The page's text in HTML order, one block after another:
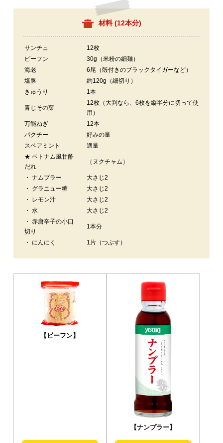
材料 (12本分)
サンチュ
12枚
ビーフン
30g（米粉の細麺）
海老
6尾（殻付きのブラックタイガーなど）
塩豚
約120g（細切り）
きゅうり
1本
青じその葉
12枚（大判なら、6枚を縦半分に切って使
用）
万能ねぎ
12本
パクチー
好みの量
スペアミント
適量
★ ベトナム風甘酢
だれ
（ヌクチャム）
・ ナムプラー
大さじ2
・ グラニュー糖
大さじ2
・ レモン汁
大さじ2
・ 水
大さじ2
・ 赤唐辛子の小口
切り
1本分
・ にんにく 1片（つぶす）
【ビーフン】
【ナンプラー】